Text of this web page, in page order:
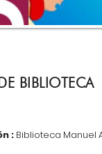
BIBLIOTECA
:Biblioteca Manuel